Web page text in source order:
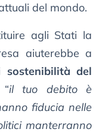
del mondo.
agli Stati la
aiuterebbe a
sostenibilità del
il tuo debito è
fiducia nelle
manterranno